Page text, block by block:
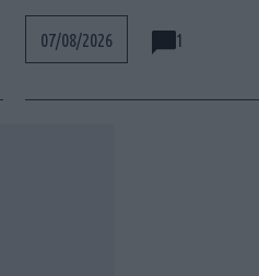
07/08/2026 1